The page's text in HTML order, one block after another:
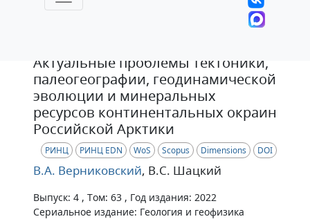
Актуальные проблемы тектоники,
палеогеографии, геодинамической
эволюции и минеральных
ресурсов континентальных окраин
Российской Арктики
РИНЦ РИНЦ EDN WoS Scopus Dimensions DOI
В.А. Верниковский, В.С. Шацкий
Выпуск: 4 , Том: 63 , Год издания: 2022
Сериальное издание: Геология и геофизика